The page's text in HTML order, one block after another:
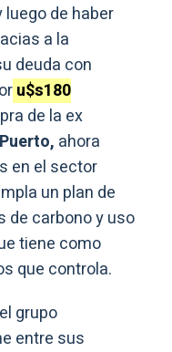
luego de haber
a la
deuda con
u$s180
de la ex
ahora
en el sector
un plan de
de carbono y uso
tiene como
que controla.
grupo
entre sus